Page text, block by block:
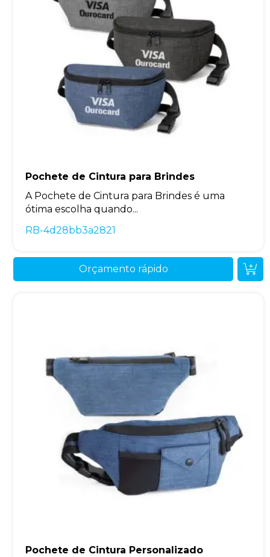
Pochete de Cintura para Brindes
A Pochete de Cintura para Brindes é uma
ótima escolha quando...
RB-4d28bb3a2821
Orçamento rápido
Pochete de Cintura Personalizado